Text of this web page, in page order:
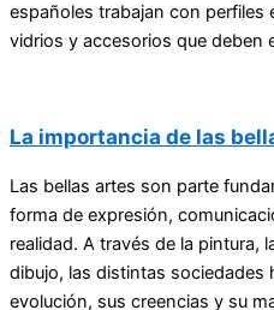
españoles trabajan con perfiles
vidrios y accesorios que deben
La importancia de las
Las bellas artes son parte
forma de expresión,
realidad. A través de la pintura,
dibujo, las distintas sociedades
evolución, sus creencias y su